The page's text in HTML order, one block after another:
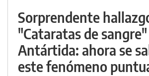
Sorprendente
"Cataratas de
Antártida: ahora se
este fenómeno